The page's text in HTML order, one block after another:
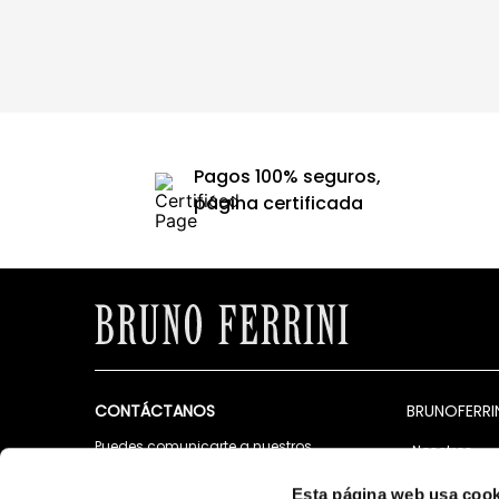
Esta página web usa
Pagos 100% seguros,
página certificada
CONTÁCTANOS
Puedes comunicarte a nuestros
Lunes a Viernes de 9:00 a.m. a 5:00 p.m.
Nosotros